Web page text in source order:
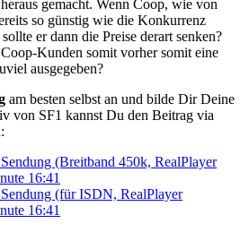
gemacht. Wenn Coop, wie von
so günstig wie die Konkurrenz
er dann die Preise derart senken?
Kunden somit vorher somit eine
ausgegeben?
am besten selbst an und bilde Dir Deine
von SF1 kannst Du den Beitrag via
(Breitband 450k, RealPlayer
16:41
(für ISDN, RealPlayer
16:41